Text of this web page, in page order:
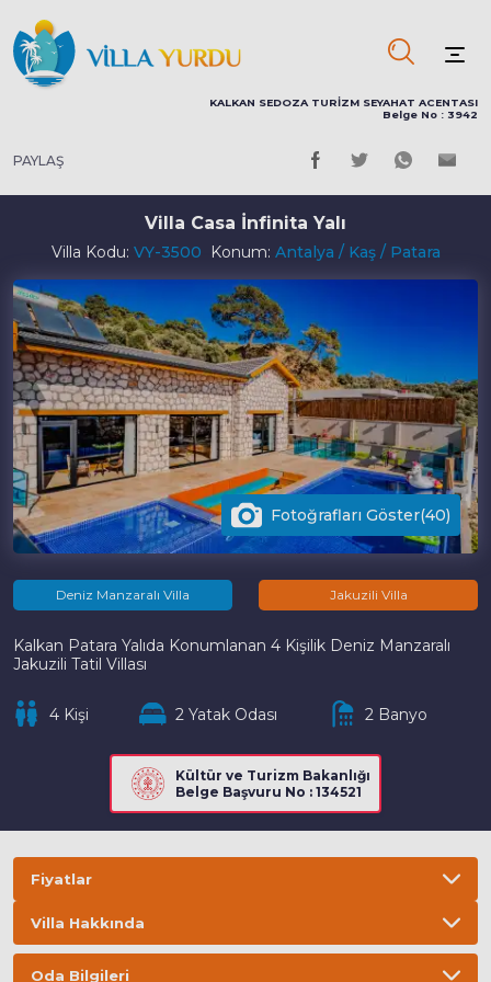
KALKAN SEDOZA TURİZM SEYAHAT ACENTASI
Belge No : 3942
PAYLAŞ
Deniz Manzaralı Villa Jakuzili Villa
Kalkan Patara Yalıda Konumlanan 4 Kişilik Deniz Manzaralı
Jakuzili Tatil Villası
4 Kişi 2 Yatak Odası 2 Banyo
Kültür ve Turizm Bakanlığı
Belge Başvuru No : 134521
Villa Casa İnfinita Yalı
Villa Kodu: VY-3500 Konum: Antalya / Kaş / Patara
Fotoğrafları Göster(40)
Fiyatlar
Villa Hakkında
Oda Bilgileri